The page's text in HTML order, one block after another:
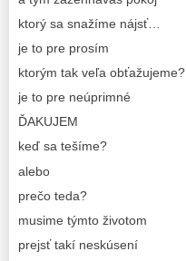
ktorý sa snažíme nájsť…
je to pre prosím
ktorým tak veľa obťažujeme?
je to pre neúprimné
ĎAKUJEM
keď sa tešíme?
alebo
prečo teda?
musime týmto životom
prejsť takí neskúsení